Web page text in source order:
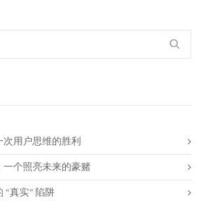
用户思维的胜利
个照亮未来的豪赌
“真实” 陷阱